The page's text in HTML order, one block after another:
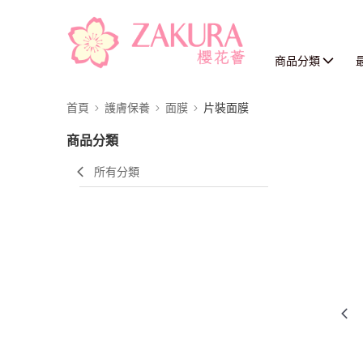
商品分類
首頁 護膚保養 面膜 片裝面膜
商品分類
所有分類